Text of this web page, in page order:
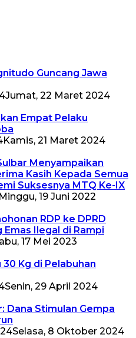
Guncang Jawa
Jumat, 22 Maret 2024
Empat Pelaku
Kamis, 21 Maret 2024
Menyampaikan
Kasih Kepada Semua
Suksesnya MTQ Ke-IX
Minggu, 19 Juni 2022
RDP ke DPRD
Ilegal di Rampi
17 Mei 2023
30 Kg di Pelabuhan
Senin, 29 April 2024
Dana Stimulan Gempa
Selasa, 8 Oktober 2024